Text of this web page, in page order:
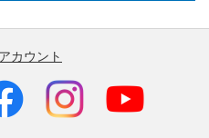
カウント